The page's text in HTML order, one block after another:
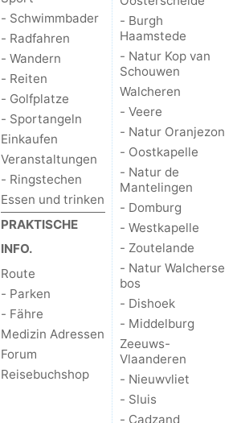
- Schwimmbader
- Radfahren
- Wandern
- Reiten
- Golfplatze
- Sportangeln
Einkaufen
Veranstaltungen
- Ringstechen
Essen und trinken
PRAKTISCHE
INFO.
Route
- Parken
- Fähre
Medizin Adressen
Forum
Reisebuchshop
- Burgh
Haamstede
- Natur Kop van
Schouwen
Walcheren
- Veere
- Natur Oranjezon
- Oostkapelle
- Natur de
Mantelingen
- Domburg
- Westkapelle
- Zoutelande
- Natur Walcherse
bos
- Dishoek
- Middelburg
Zeeuws-
Vlaanderen
- Nieuwvliet
- Sluis
- Cadzand